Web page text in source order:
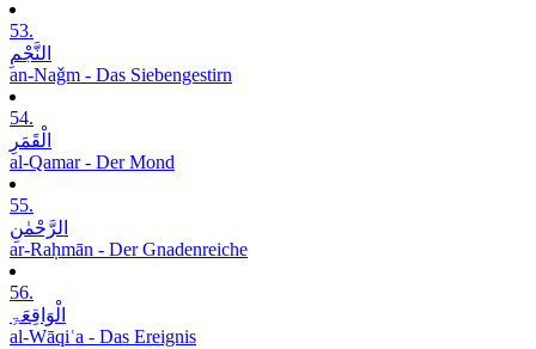
53.
النَّجْمِ
an-Naǧm - Das Siebengestirn
54.
الْقَمَرِ
al-Qamar - Der Mond
55.
الرَّحْمٰنِ
ar-Raḥmān - Der Gnadenreiche
56.
الْوَاقِعَۃِ
al-Wāqiʿa - Das Ereignis